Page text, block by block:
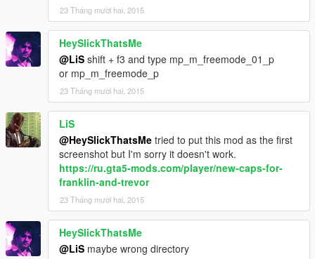
23 Tháng mười hai, 2015
HeySlickThatsMe
@LiS shift + f3 and type mp_m_freemode_01_p
or mp_m_freemode_p
23 Tháng mười hai, 2015
LiS
@HeySlickThatsMe tried to put this mod as the first
screenshot but I'm sorry it doesn't work.
https://ru.gta5-mods.com/player/new-caps-for-
franklin-and-trevor
23 Tháng mười hai, 2015
HeySlickThatsMe
@LiS maybe wrong directory